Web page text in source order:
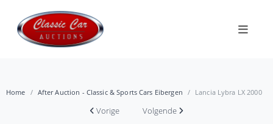
Home After Auction - Classic & Sports Cars Eibergen Lancia Lybra LX 2000
Vorige Volgende